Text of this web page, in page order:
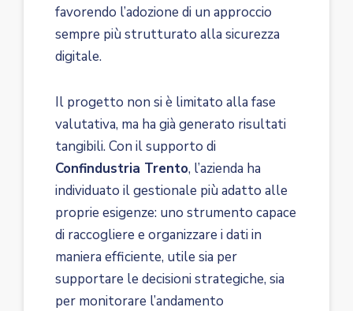
favorendo l’adozione di un approccio
sempre più strutturato alla sicurezza
digitale.
Il progetto non si è limitato alla fase
valutativa, ma ha già generato risultati
tangibili. Con il supporto di
Confindustria Trento, l’azienda ha
individuato il gestionale più adatto alle
proprie esigenze: uno strumento capace
di raccogliere e organizzare i dati in
maniera efficiente, utile sia per
supportare le decisioni strategiche, sia
per monitorare l’andamento